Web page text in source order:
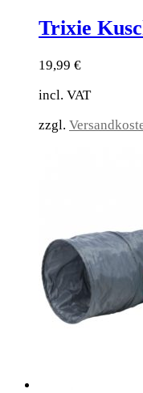
Trixie
19,99 €
incl. VAT
zzgl.